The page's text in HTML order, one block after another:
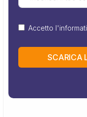
Accetto
SCARICA